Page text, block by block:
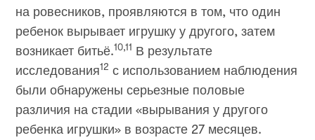
на ровесников, проявляются в том, что один
ребенок вырывает игрушку у другого, затем
возникает битьё.10,11 В результате
исследования12 с использованием наблюдения
были обнаружены серьезные половые
различия на стадии «вырывания у другого
ребенка игрушки» в возрасте 27 месяцев.